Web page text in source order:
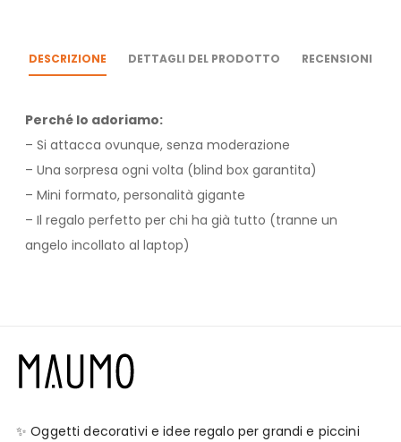
DESCRIZIONE DETTAGLI DEL PRODOTTO RECENSIONI
Perché lo adoriamo:
– Si attacca ovunque, senza moderazione
– Una sorpresa ogni volta (blind box garantita)
– Mini formato, personalità gigante
– Il regalo perfetto per chi ha già tutto (tranne un
angelo incollato al laptop)
✨ Oggetti decorativi e idee regalo per grandi e piccini